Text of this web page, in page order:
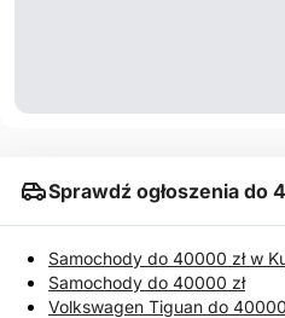
Sprawdź ogłoszenia do
Samochody do 40000 zł w
Samochody do 40000 zł
Volkswagen Tiguan do